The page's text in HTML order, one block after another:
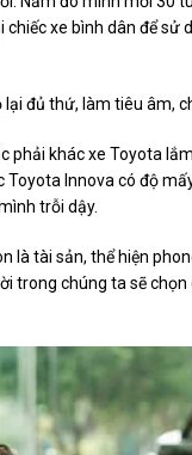
xe bình dân để
đủ thứ, làm tiêu âm,
phải khác xe Toyota
Toyota Innova có độ
trỗi dậy.
là tài sản, thể hiện
trong chúng ta sẽ